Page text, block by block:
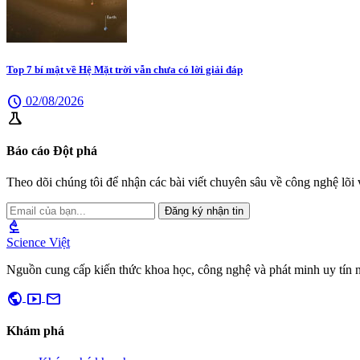
Top 7 bí mật về Hệ Mặt trời vẫn chưa có lời giải đáp
schedule 02/08/2026
science
Báo cáo Đột phá
Theo dõi chúng tôi để nhận các bài viết chuyên sâu về công nghệ
Đăng ký nhận tin
biotech
Science Việt
Nguồn cung cấp kiến thức khoa học, công nghệ và phát minh uy
public smart_display mail
Khám phá